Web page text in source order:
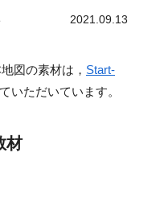
2021.09.13
図の素材は， Start-
いただいています。
材